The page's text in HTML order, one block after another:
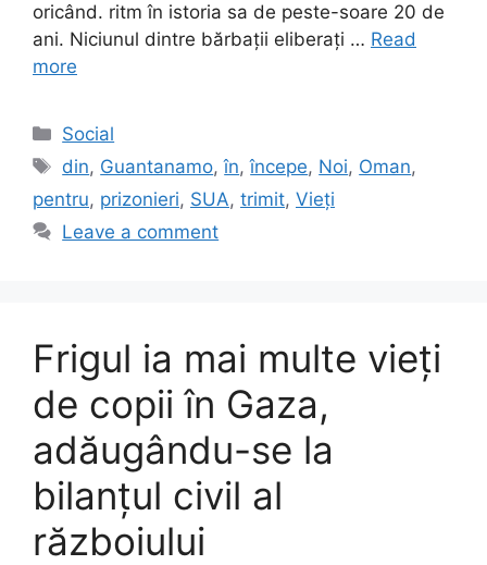
oricând. ritm în istoria sa de peste-soare 20 de
ani. Niciunul dintre bărbații eliberați … Read
more
Categories
Social
Tags
din, Guantanamo,în,începe, Noi, Oman,
pentru, prizonieri, SUA, trimit, Vieți
Leave a comment
Frigul ia mai multe vieți
de copii în Gaza,
adăugându-se la
bilanțul civil al
războiului